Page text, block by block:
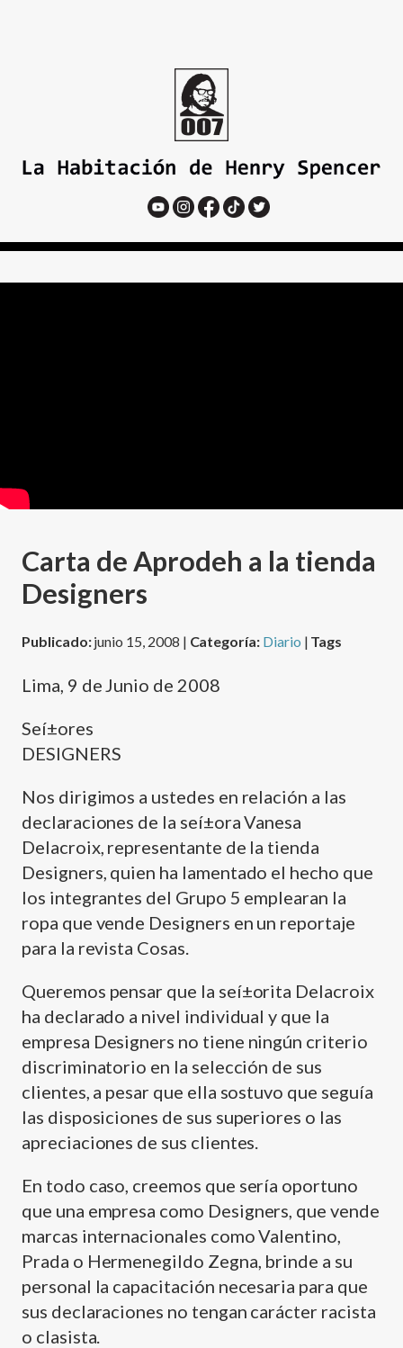
Carta de Aprodeh a la tienda
Designers
Publicado:junio 15, 2008 | Categoría: Diario | Tags
Lima, 9 de Junio de 2008
Seí±ores
DESIGNERS
Nos dirigimos a ustedes en relación a las
declaraciones de la seí±ora Vanesa
Delacroix, representante de la tienda
Designers, quien ha lamentado el hecho que
los integrantes del Grupo 5 emplearan la
ropa que vende Designers en un reportaje
para la revista Cosas.
Queremos pensar que la seí±orita Delacroix
ha declarado a nivel individual y que la
empresa Designers no tiene ningún criterio
discriminatorio en la selección de sus
clientes, a pesar que ella sostuvo que seguí­a
las disposiciones de sus superiores o las
apreciaciones de sus clientes.
En todo caso, creemos que serí­a oportuno
que una empresa como Designers, que vende
marcas internacionales como Valentino,
Prada o Hermenegildo Zegna, brinde a su
personal la capacitación necesaria para que
sus declaraciones no tengan carácter racista
o clasista.